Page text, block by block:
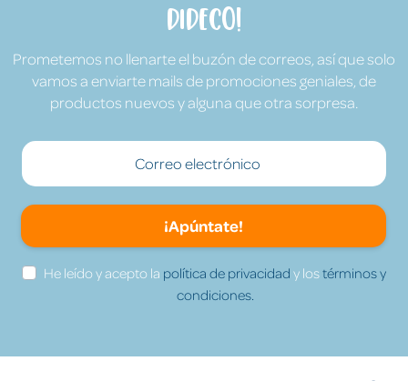
Dideco!
Prometemos no llenarte el buzón de correos, así que solo
vamos a enviarte mails de promociones geniales, de
productos nuevos y alguna que otra sorpresa.
¡Apúntate!
He leído y acepto la política de privacidad y lostérminos y
condiciones.